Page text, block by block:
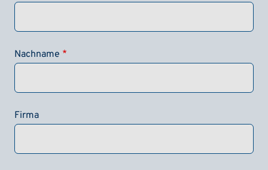
Nachname
Firma